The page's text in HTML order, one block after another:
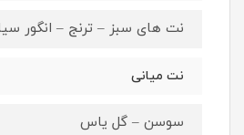
نت های سبز – ترنج – انگور
نت میانی
سوسن – گل یاس